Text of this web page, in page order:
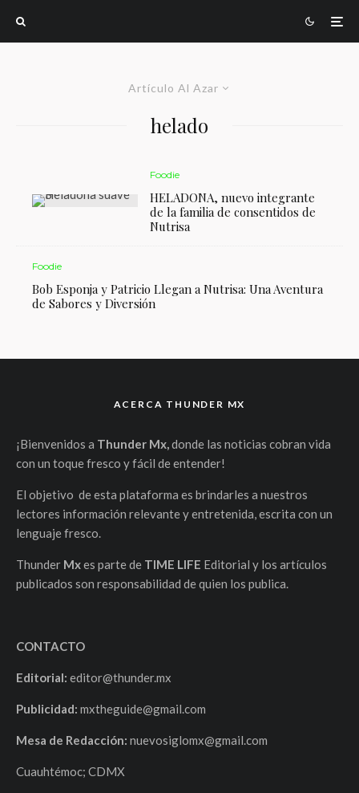
Artículo Al Azar
helado
Foodie
HELADONA, nuevo integrante
de la familia de consentidos de
Nutrisa
Foodie
Bob Esponja y Patricio Llegan a Nutrisa: Una Aventura
de Sabores y Diversión
ACERCA THUNDER MX
¡Bienvenidos a Thunder Mx,donde las noticias cobran vida
con un toque fresco y fácil de entender!
El objetivo de esta plataforma es brindarles a nuestros
lectores información relevante y entretenida, escrita con un
lenguaje fresco.
Thunder Mxes parte de TIME LIFE Editorial y los artículos
publicados son responsabilidad de quien los publica.
CONTACTO
Editorial: editor@thunder.mx
Publicidad: mxtheguide@gmail.com
Mesa de Redacción: nuevosiglomx@gmail.com
Cuauhtémoc; CDMX